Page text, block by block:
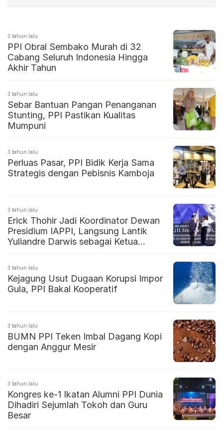
3 tahun lalu
PPI Obral Sembako Murah di 32
Cabang Seluruh Indonesia Hingga
Akhir Tahun
3 tahun lalu
Sebar Bantuan Pangan Penanganan
Stunting, PPI Pastikan Kualitas
Mumpuni
3 tahun lalu
Perluas Pasar, PPI Bidik Kerja Sama
Strategis dengan Pebisnis Kamboja
3 tahun lalu
Erick Thohir Jadi Koordinator Dewan
Presidium IAPPI, Langsung Lantik
Yuliandre Darwis sebagai Ketua
3 tahun lalu
Kejagung Usut Dugaan Korupsi Impor
Gula, PPI Bakal Kooperatif
3 tahun lalu
BUMN PPI Teken Imbal Dagang Kopi
dengan Anggur Mesir
3 tahun lalu
Kongres ke-1 Ikatan Alumni PPI Dunia
Dihadiri Sejumlah Tokoh dan Guru
Besar